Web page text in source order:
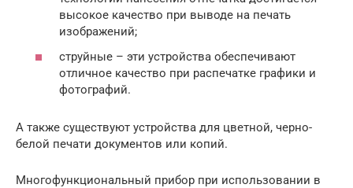
высокое качество при выводе на печать
изображений;
струйные – эти устройства обеспечивают
отличное качество при распечатке графики и
фотографий.
А также существуют устройства для цветной, черно-
белой печати документов или копий.
Многофункциональный прибор при использовании в